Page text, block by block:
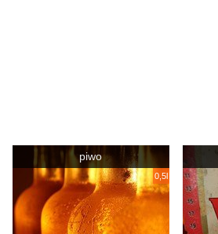
piwo
0,5l